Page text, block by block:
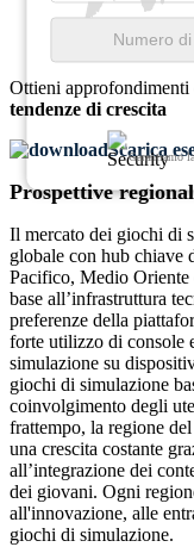
Garantiamo
Ottieni
tendenze di crescita
Scarica
Prospettive
Il mercato dei giochi di
globale con hub chiave
Pacifico, Medio
base all’infrastruttura
preferenze della
forte utilizzo di console
simulazione su
giochi di simulazione
coinvolgimento degli
frattempo, la regione
una crescita costante
all’integrazione dei
dei giovani. Ogni
all'innovazione, alle
giochi di simulazione.